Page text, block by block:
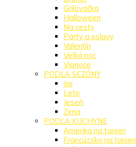
Grilovačka
Halloween
Na cesty
Párty a oslavy
Valentín
Veľká noc
Vianoce
PODĽA SEZÓNY
Jar
Leto
Jeseň
Zima
PODĽA KUCHYNE
Amerika na tanieri
Francúzsko na tanieri